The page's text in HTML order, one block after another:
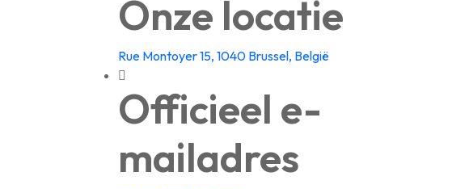
Onze locatie
Rue Montoyer 15, 1040 Brussel, België
Officieel e-
mailadres